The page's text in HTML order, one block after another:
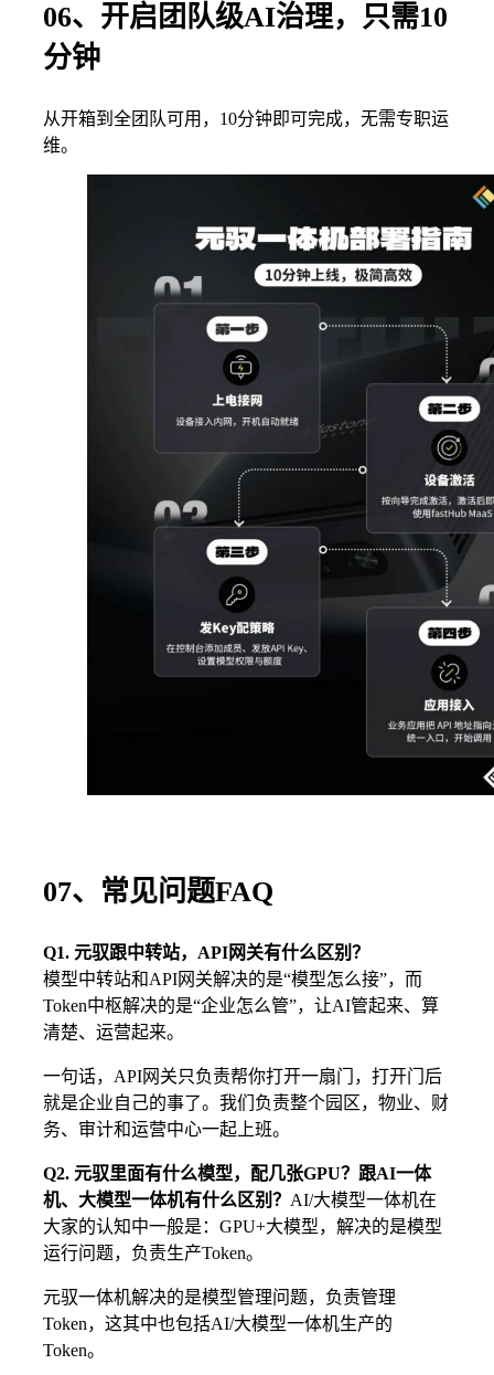
06、开启团队级AI治理，只需10
分钟
从开箱到全团队可用，10分钟即可完成，无需专职运
维。
07、常见问题FAQ
Q1. 元驭跟中转站，API网关有什么区别？
模型中转站和API网关解决的是“模型怎么接”，而
Token中枢解决的是“企业怎么管”，让AI管起来、算
清楚、运营起来。
一句话，API网关只负责帮你打开一扇门，打开门后
就是企业自己的事了。我们负责整个园区，物业、财
务、审计和运营中心一起上班。
Q2. 元驭里面有什么模型，配几张GPU？跟AI一体
机、大模型一体机有什么区别？ AI/大模型一体机在
大家的认知中一般是：GPU+大模型，解决的是模型
运行问题，负责生产Token。
元驭一体机解决的是模型管理问题，负责管理
Token，这其中也包括AI/大模型一体机生产的
Token。